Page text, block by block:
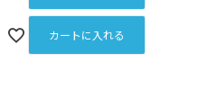
カートに入れる